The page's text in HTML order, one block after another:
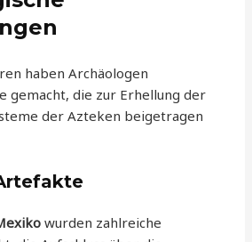
haben Archäologen
gemacht, die zur Erhellung der
der Azteken beigetragen
wurden zahlreiche